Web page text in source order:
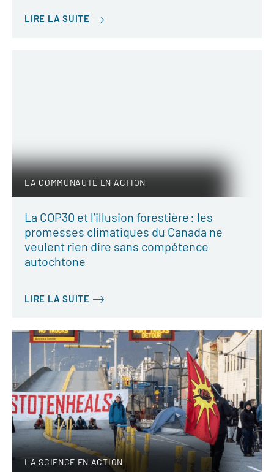
LIRE LA SUITE
LA COMMUNAUTÉ EN ACTION
La COP30 et l’illusion forestière : les
promesses climatiques du Canada ne
veulent rien dire sans compétence
autochtone
LIRE LA SUITE
LA SCIENCE EN ACTION